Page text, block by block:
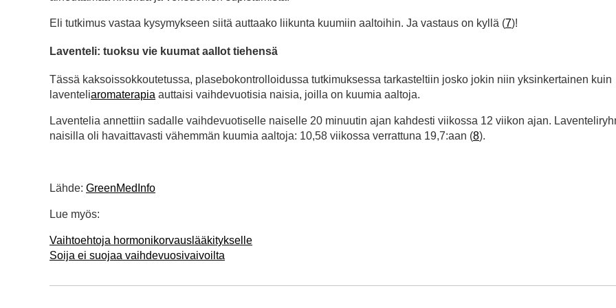
Eli tutkimus vastaa kysymykseen siitä auttaako liikunta kuumiin aaltoihin. Ja vastaus on kyllä (7)!
Laventeli: tuoksu vie kuumat aallot tiehensä
Tässä kaksoissokkoutetussa, plasebokontrolloidussa tutkimuksessa tarkasteltiin josko jokin niin yksinkertainen kuin
laventeliaromaterapia auttaisi vaihdevuotisia naisia, joilla on kuumia aaltoja.
Laventelia annettiin sadalle vaihdevuotiselle naiselle 20 minuutin ajan kahdesti viikossa 12 viikon ajan.
naisilla oli havaittavasti vähemmän kuumia aaltoja: 10,58 viikossa verrattuna 19,7:aan (8).
Lähde: GreenMedInfo
Lue myös:
Vaihtoehtoja hormonikorvauslääkitykselle
Soija ei suojaa vaihdevuosivaivoilta